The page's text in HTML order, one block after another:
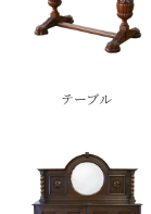
テーブル